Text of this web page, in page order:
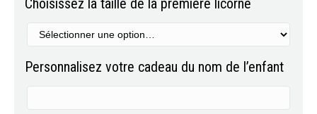
Choisissez la taille de la première licorne
Personnalisez votre cadeau du nom de l’enfant